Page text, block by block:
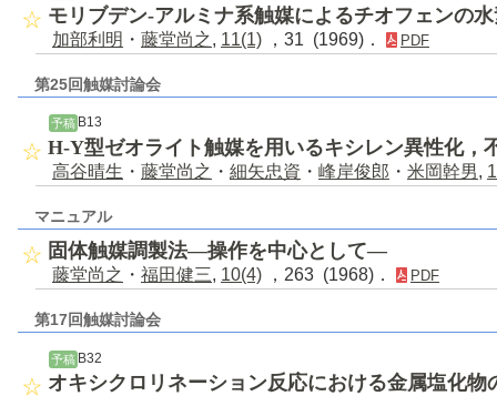
モリブデン-アルミナ系触媒によるチオフェンの
加部利明 ・ 藤堂尚之, 11(1) ，31 (1969)． PDF
第25回触媒討論会
予稿 B13
H-Y型ゼオライト触媒を用いるキシレン異性化，
高谷晴生 ・ 藤堂尚之 ・ 細矢忠資 ・ 峰岸俊郎 ・ 米岡幹男,
マニュアル
固体触媒調製法―操作を中心として―
藤堂尚之 ・ 福田健三, 10(4) ，263 (1968)． PDF
第17回触媒討論会
予稿B32
オキシクロリネーション反応における金属塩化物